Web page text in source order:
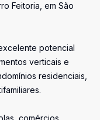
Feitoria, em São
potencial
verticais e
residenciais,
comércios,